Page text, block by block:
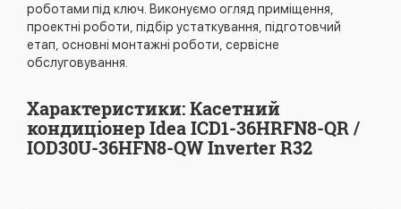
роботами під ключ. Виконуємо огляд приміщення,
проектні роботи, підбір устаткування, підготовчий
етап, основні монтажні роботи, сервісне
обслуговування.
Характеристики: Касетний
кондиціонер Idea ICD1-36HRFN8-QR /
IOD30U-36HFN8-QW Inverter R32